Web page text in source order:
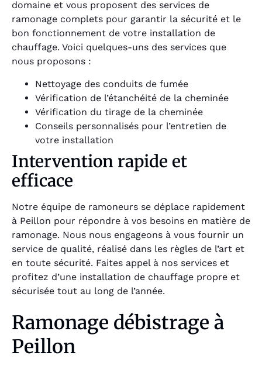
domaine et vous proposent des services de
ramonage complets pour garantir la sécurité et le
bon fonctionnement de votre installation de
chauffage. Voici quelques-uns des services que
nous proposons :
Nettoyage des conduits de fumée
Vérification de l’étanchéité de la cheminée
Vérification du tirage de la cheminée
Conseils personnalisés pour l’entretien de
votre installation
Intervention rapide et
efficace
Notre équipe de ramoneurs se déplace rapidement
à Peillon pour répondre à vos besoins en matière de
ramonage. Nous nous engageons à vous fournir un
service de qualité, réalisé dans les règles de l’art et
en toute sécurité. Faites appel à nos services et
profitez d’une installation de chauffage propre et
sécurisée tout au long de l’année.
Ramonage débistrage à
Peillon